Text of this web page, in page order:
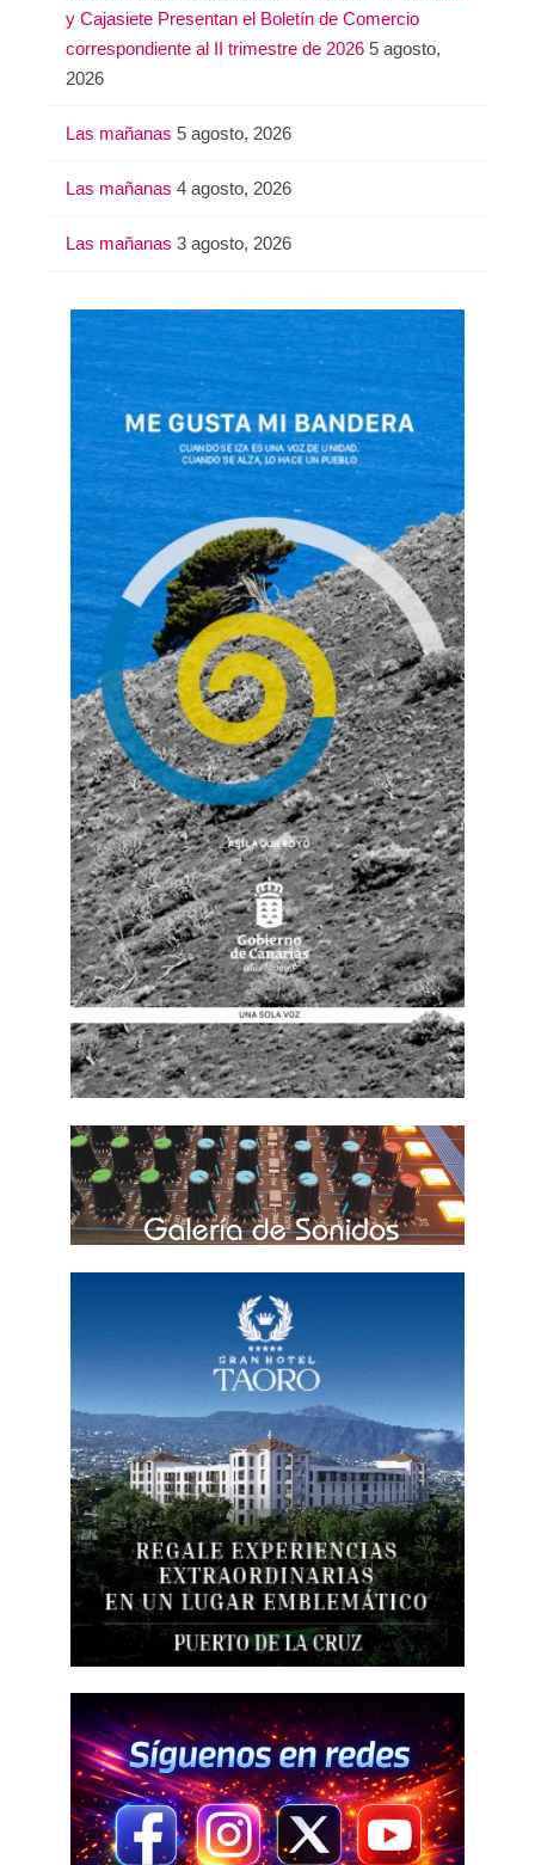
y Cajasiete Presentan el Boletín de Comercio
correspondiente al II trimestre de 2026 5 agosto,
2026
Las mañanas 5 agosto, 2026
Las mañanas 4 agosto, 2026
Las mañanas 3 agosto, 2026